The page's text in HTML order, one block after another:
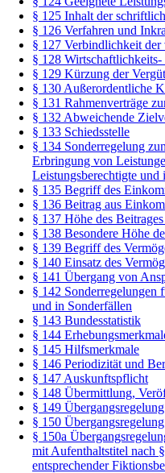
§ 125 Inhalt der
§ 126 Verfahren und
§ 127 Verbindlichkeit der
§ 128
§ 129 Kürzung der
§ 130 Außerordentliche
§ 131 Rahmenverträge
§ 132 Abweichende
§ 133 Schiedsstelle
§ 134 Sonderregelung
Erbringung von
Leistungsberechtigte und
§ 135 Begriff des
§ 136 Beitrag aus
§ 137 Höhe des
§ 138 Besondere Höhe
§ 139 Begriff des
§ 140 Einsatz des
§ 141 Übergang von
§ 142 Sonderregelungen
und in Sonderfällen
§ 143 Bundesstatistik
§ 144
§ 145 Hilfsmerkmale
§ 146 Periodizität und
§ 147 Auskunftspflicht
§ 148 Übermittlung,
§ 149
§ 150
§ 150a
mit Aufenthaltstitel nach
entsprechender